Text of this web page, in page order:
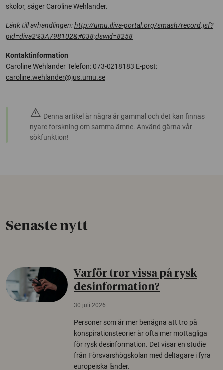
skolor, säger Caroline Wehlander.
Länk till avhandlingen:http://umu.diva-portal.org/smash/record.jsf?
pid=diva2%3A798102&#038;dswid=8258
Kontaktinformation
Caroline Wehlander Telefon: 073-0218183 E-post:
caroline.wehlander@jus.umu.se
warning Denna artikel är några år gammal och det kan finnas
nyare forskning om samma ämne. Använd gärna vår
sökfunktion!
Senaste nytt
Varför tror vissa på rysk
desinformation?
30 juli 2026
Personer som är mer benägna att tro på
konspirationsteorier är ofta mer mottagliga
för rysk desinformation. Det visar en studie
från Försvarshögskolan med deltagare i fyra
europeiska länder.